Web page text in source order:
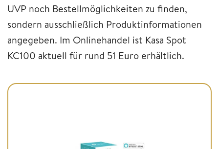
UVP noch Bestellmöglichkeiten zu finden,
sondern ausschließlich Produktinformationen
angegeben. Im Onlinehandel ist Kasa Spot
KC100 aktuell für rund 51 Euro erhältlich.